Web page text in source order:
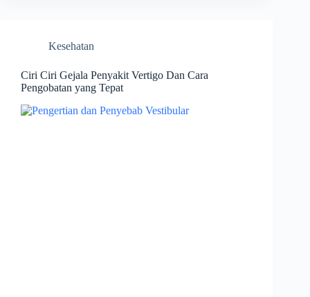
Kesehatan
Ciri Ciri Gejala Penyakit Vertigo Dan Cara
Pengobatan yang Tepat